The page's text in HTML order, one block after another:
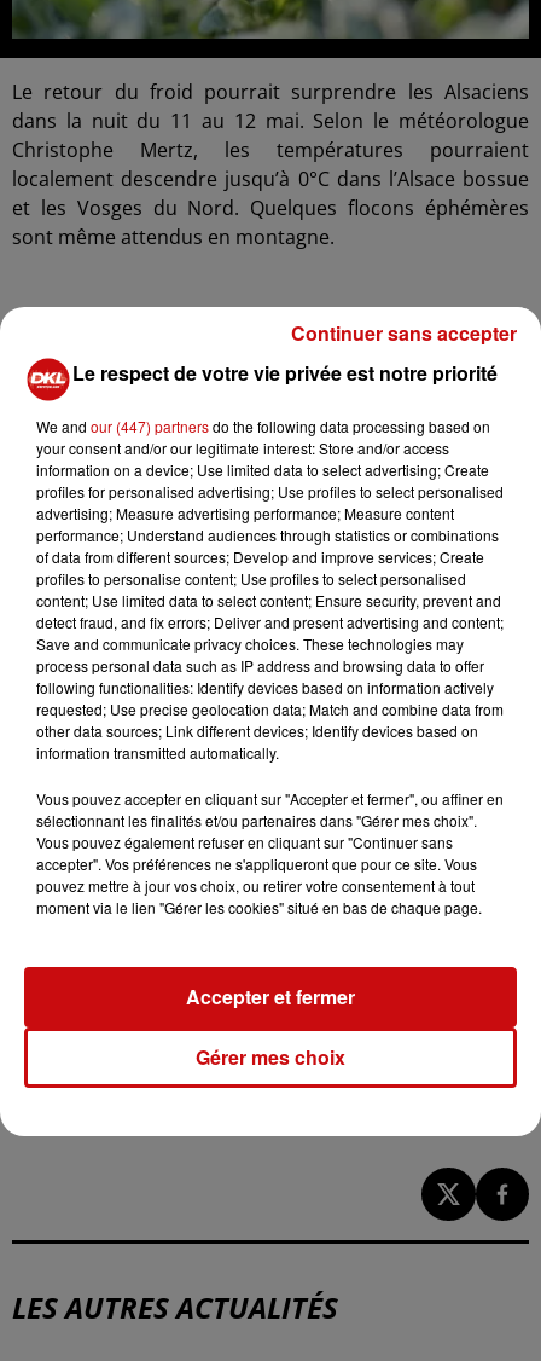
Le retour du froid pourrait surprendre les Alsaciens
dans la nuit du 11 au 12 mai. Selon le météorologue
Christophe Mertz, les températures pourraient
localement descendre jusqu’à 0°C dans l’Alsace bossue
et les Vosges du Nord. Quelques flocons éphémères
sont même attendus en montagne.
Cette baisse des températures intervient justement au
début de la période des saints de glace, célébrée
traditionnellement du 11 au 13 mai avec Saint Mamert,
Saint Pancrace et Saint Servais. Une croyance populaire
bien connue des jardiniers et agriculteurs, censée
annoncer un dernier risque de gel avant l’été.
Mais pour les spécialistes, il ne s’agit pas d’un
phénomène météorologique récurrent. Christophe
Mertz explique que ce refroidissement est surtout lié à
une masse d’air venue d’Islande, favorisée par une
dépression située sur la Manche. Selon lui, le fait que
cela tombe pendant les saints de glace relève davantage
d’une coïncidence.
Le météorologue rappelle toutefois qu’à cette période
de l’année, les variations de températures restent
fréquentes, avec des descentes d’air froid encore
possibles au printemps. Les saints de glace servent donc
surtout de repère populaire pour rappeler le risque de
gelées tardives.
Avec le réchauffement climatique, ces épisodes froids
sont aujourd’hui moins intenses qu’autrefois et
devraient avoir peu d’impact sur les cultures cette
LES AUTRES ACTUALITÉS
Le respect de votre vie privée est notre priorité
We and our (447) partnersdo the following data processing based on
your consent and/or our legitimate interest: Store and/or access
information on a device; Use limited data to select advertising; Create
profiles for personalised advertising; Use profiles to select personalised
advertising; Measure advertising performance; Measure content
performance; Understand audiences through statistics or combinations
of data from different sources; Develop and improve services; Create
profiles to personalise content; Use profiles to select personalised
content; Use limited data to select content; Ensure security, prevent and
detect fraud, and fix errors; Deliver and present advertising and content;
Save and communicate privacy choices. These technologies may
process personal data such as IP address and browsing data to offer
following functionalities: Identify devices based on information actively
requested; Use precise geolocation data; Match and combine data from
other data sources; Link different devices; Identify devices based on
information transmitted automatically.
Vous pouvez accepter en cliquant sur "Accepter et fermer", ou affiner en
sélectionnant les finalités et/ou partenaires dans "Gérer mes choix".
Vous pouvez également refuser en cliquant sur "Continuer sans
accepter". Vos préférences ne s'appliqueront que pour ce site. Vous
pouvez mettre à jour vos choix, ou retirer votre consentement à tout
moment via le lien "Gérer les cookies" situé en bas de chaque page.
Gérer mes choix
Accepter et fermer
Continuer sans accepter